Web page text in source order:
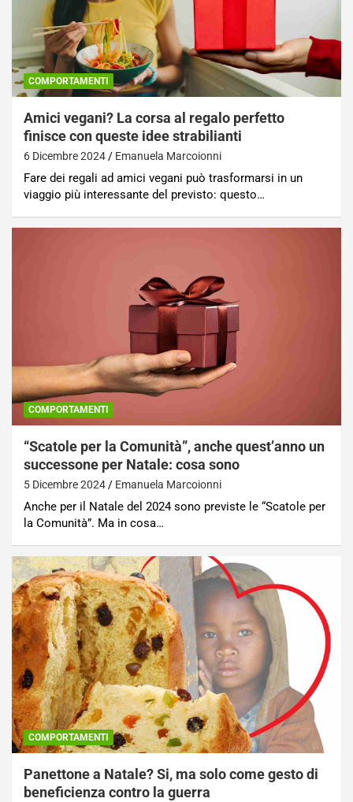
COMPORTAMENTI
Amici vegani? La corsa al regalo perfetto
finisce con queste idee strabilianti
6 Dicembre 2024 Emanuela Marcoionni
Fare dei regali ad amici vegani può trasformarsi in un
viaggio più interessante del previsto: questo…
COMPORTAMENTI
“Scatole per la Comunità”, anche quest’anno un
successone per Natale: cosa sono
5 Dicembre 2024 Emanuela Marcoionni
Anche per il Natale del 2024 sono previste le “Scatole per
la Comunità”. Ma in cosa…
COMPORTAMENTI
Panettone a Natale? Si, ma solo come gesto di
beneficienza contro la guerra